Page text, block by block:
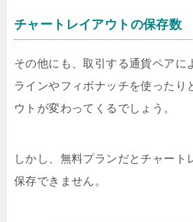
チャートレイアウトの保存数
その他にも、取引する通貨ペアに
ラインやフィボナッチを使ったり
ウトが変わってくるでしょう。
しかし、無料プランだとチャート
保存できません。